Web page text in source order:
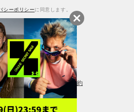
シーポリシーに同意します。
づく通販の表記 会員規約
リシー